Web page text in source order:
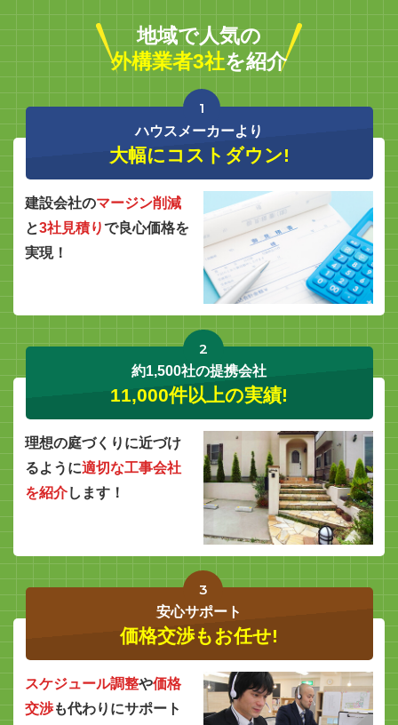
地域で人気の
外構業者3社を紹介
1
ハウスメーカーより
大幅にコストダウン!
建設会社のマージン削減
と3社見積りで良心価格を
実現！
2
約1,500社の提携会社
11,000件以上の実績!
理想の庭づくりに近づけ
るように適切な工事会社
を紹介します！
3
安心サポート
価格交渉もお任せ!
スケジュール調整や価格
交渉も代わりにサポート